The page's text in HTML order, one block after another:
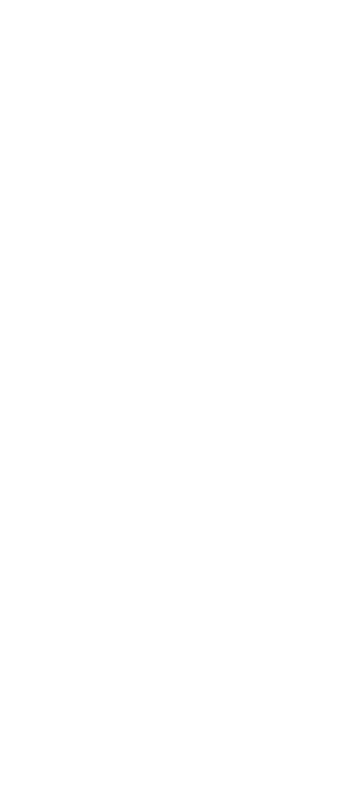
ることをご了承ください。
ータに基づき作成されるも
オムロン制御機器販売店・
開示しないようお願いしま
メンバーズにご登録され
利用することをご了承くだ
商品です。
エーテル類(PBDE) 1000ppm以下、
） 1000ppm以下、フタル酸ジブチ
間は出荷製品に未対応品が
ルベンジル) : 1000ppm、
影響を及ぼさない年数を意
は役務取引許可)を取得する
武器並びにこれらの製造装
当該第三者に通知します。
ある場合は、取り引きをい
客様担当のオムロン制御